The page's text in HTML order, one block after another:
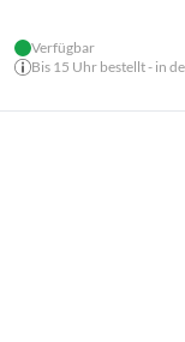
Verfügbar
Bis 15 Uhr bestellt - in